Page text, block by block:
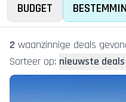
BUDGET
2 waanzinnige deals
Sorteer op: nieuwste deals